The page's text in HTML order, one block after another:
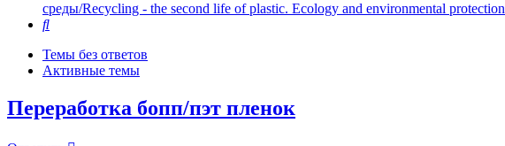
среды/Recycling - the second life of plastic. Ecology and environmental protection
Поиск
Темы без ответов
Активные темы
Переработка бопп/пэт пленок